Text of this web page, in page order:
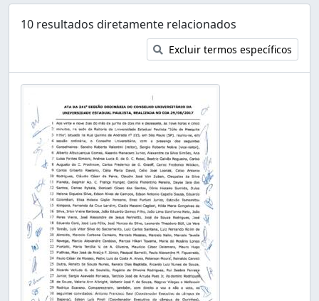
10 resultados diretamente relacionados
Excluir termos específicos